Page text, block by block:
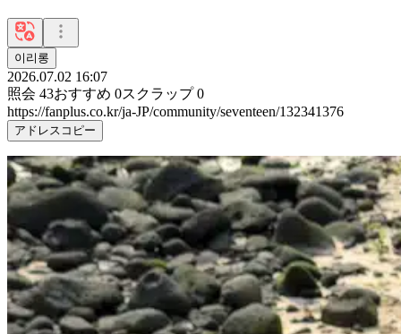
이리롱
2026.07.02 16:07
照会 43おすすめ 0スクラップ 0
https://fanplus.co.kr/ja-JP/community/seventeen/132341376
アドレスコピー